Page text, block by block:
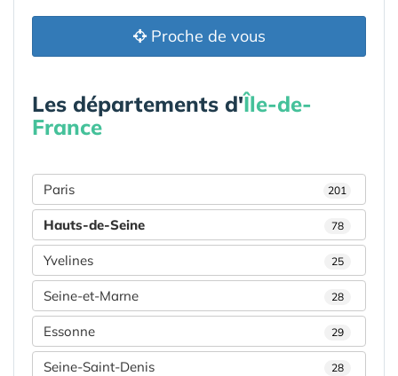
Proche de vous
Les départements d'Île-de-
France
Paris 201
Hauts-de-Seine 78
Yvelines 25
Seine-et-Marne 28
Essonne 29
Seine-Saint-Denis 28